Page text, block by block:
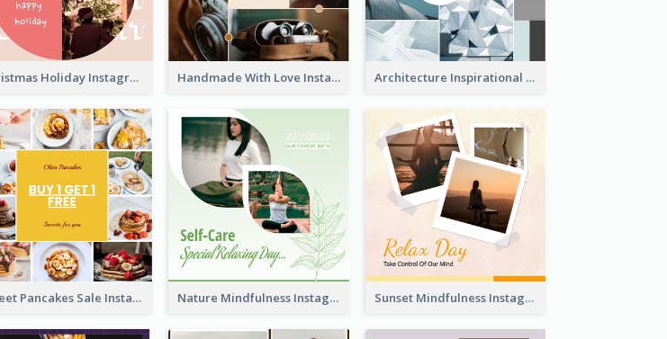
Christmas Holiday Instagram Post Handmade With Love Instagram Post Architecture Inspirational Quote Instagram Post
Sweet Pancakes Sale Instagram Post Nature Mindfulness Instagram Post Sunset Mindfulness Instagram Post